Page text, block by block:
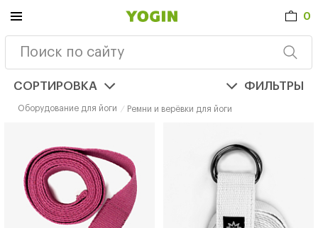
0
Оборудование для йоги Ремни и верёвки для йоги
СОРТИРОВКА ФИЛЬТРЫ